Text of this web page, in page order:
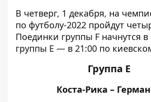
В четверг, 1 декабря, на
по футболу-2022 пройдут
Поединки группы F начнутся в
группы Е — в 21:00 по
Группа Е
Коста-Рика –